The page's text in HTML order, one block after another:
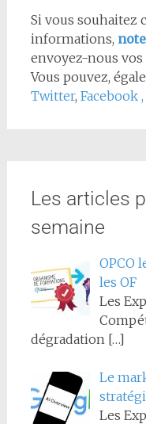
Si vous souhaitez
informations,
envoyez-nous
Vous pouvez,
Twitter, Facebook ,
Les articles
semaine
OPCO
les OF
Les
dégradation […]
Le
Les